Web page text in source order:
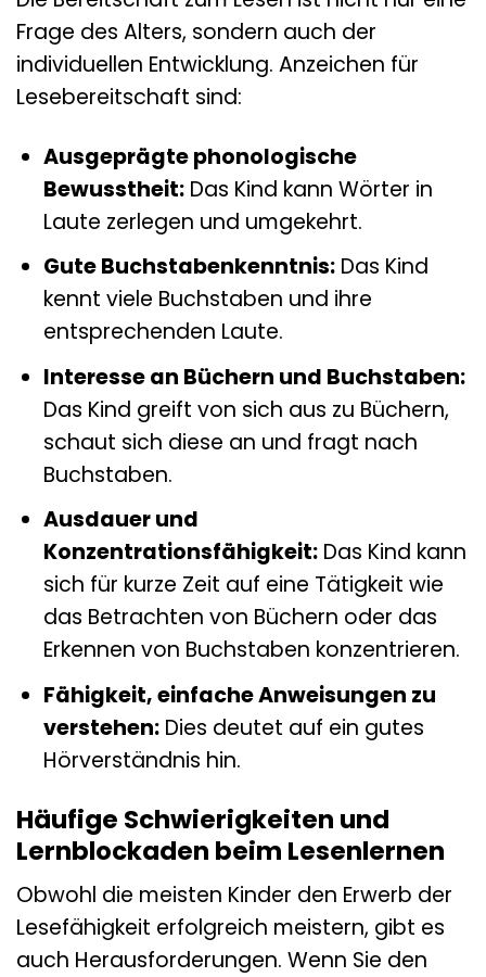
Frage des Alters, sondern auch der
individuellen Entwicklung. Anzeichen für
Lesebereitschaft sind:
Ausgeprägte phonologische
Bewusstheit:Das Kind kann Wörter in
Laute zerlegen und umgekehrt.
Gute Buchstabenkenntnis:Das Kind
kennt viele Buchstaben und ihre
entsprechenden Laute.
Interesse an Büchern und Buchstaben:
Das Kind greift von sich aus zu Büchern,
schaut sich diese an und fragt nach
Buchstaben.
Ausdauer und
Konzentrationsfähigkeit:Das Kind kann
sich für kurze Zeit auf eine Tätigkeit wie
das Betrachten von Büchern oder das
Erkennen von Buchstaben konzentrieren.
Fähigkeit, einfache Anweisungen zu
verstehen:Dies deutet auf ein gutes
Hörverständnis hin.
Häufige Schwierigkeiten und
Lernblockaden beim Lesenlernen
Obwohl die meisten Kinder den Erwerb der
Lesefähigkeit erfolgreich meistern, gibt es
auch Herausforderungen. Wenn Sie den